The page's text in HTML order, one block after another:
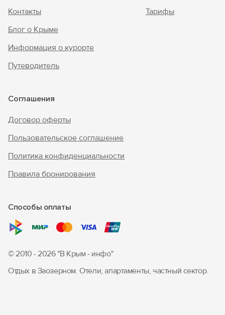
Контакты
Блог о Крыме
Информация о курорте
Путеводитель
Тарифы
Соглашения
Договор оферты
Пользовательское соглашение
Политика конфиденциальности
Правила бронирования
Способы оплаты
© 2010 - 2026 "В Крым - инфо"
Отдых в Заозерном. Отели, апартаменты, частный сектор.